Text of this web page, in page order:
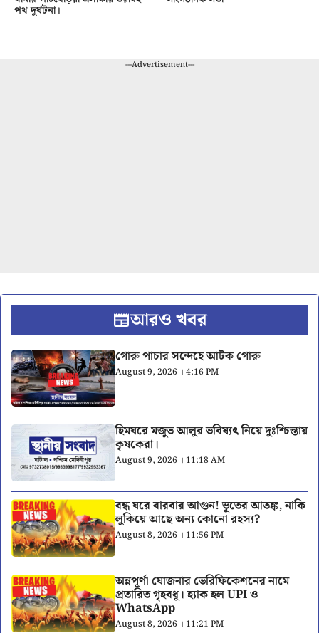
পথ দুর্ঘটনা।
---Advertisement---
আরও খবর
গোরু পাচার সন্দেহে আটক গোরু
August 9, 2026 । 4:16 PM
হিমঘরে মজুত আলুর ভবিষ্যৎ নিয়ে দুঃশ্চিন্তায়
কৃষকেরা।
August 9, 2026 । 11:18 AM
বন্ধ ঘরে বারবার আগুন! ভূতের আতঙ্ক, নাকি
লুকিয়ে আছে অন্য কোনো রহস্য?
August 8, 2026 । 11:56 PM
অন্নপূর্ণা যোজনার ভেরিফিকেশনের নামে
প্রতারিত গৃহবধূ। হ্যাক হল UPI ও
WhatsApp
August 8, 2026 । 11:21 PM